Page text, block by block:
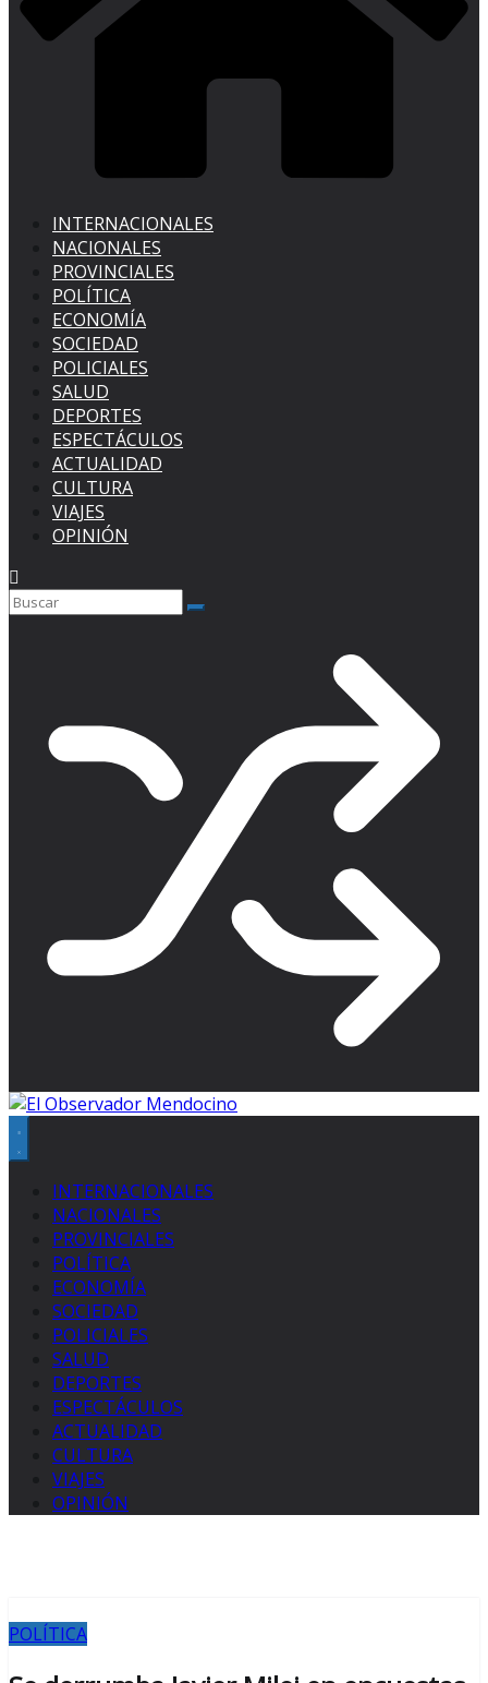
INTERNACIONALES
NACIONALES
PROVINCIALES
POLÍTICA
ECONOMÍA
SOCIEDAD
POLICIALES
SALUD
DEPORTES
ESPECTÁCULOS
ACTUALIDAD
CULTURA
VIAJES
OPINIÓN
INTERNACIONALES
NACIONALES
PROVINCIALES
POLÍTICA
ECONOMÍA
SOCIEDAD
POLICIALES
SALUD
DEPORTES
ESPECTÁCULOS
ACTUALIDAD
CULTURA
VIAJES
OPINIÓN
POLÍTICA